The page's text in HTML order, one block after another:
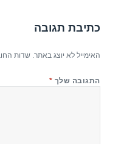
כתיבת תגובה
האימייל לא יוצג באתר. שדות
התגובה שלך *